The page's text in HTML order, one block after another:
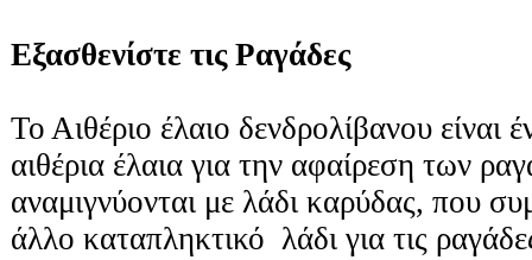
Εξασθενίστε τις Ραγάδες
Το Αιθέριο έλαιο δενδρολίβανου είναι
αιθέρια έλαια για την αφαίρεση των
αναμιγνύονται με λάδι καρύδας, που
άλλο καταπληκτικό λάδι για τις